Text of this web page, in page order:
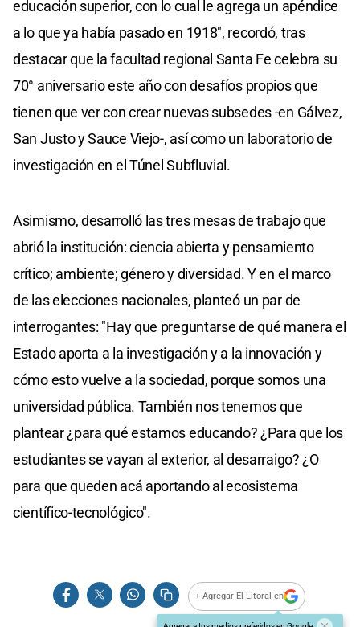
educación superior, con lo cual le agrega un apéndice
a lo que ya había pasado en 1918", recordó, tras
destacar que la facultad regional Santa Fe celebra su
70° aniversario este año con desafíos propios que
tienen que ver con crear nuevas subsedes -en Gálvez,
San Justo y Sauce Viejo-, así como un laboratorio de
investigación en el Túnel Subfluvial.
Asimismo, desarrolló las tres mesas de trabajo que
abrió la institución: ciencia abierta y pensamiento
crítico; ambiente; género y diversidad. Y en el marco
de las elecciones nacionales, planteó un par de
interrogantes: "Hay que preguntarse de qué manera el
Estado aporta a la investigación y a la innovación y
cómo esto vuelve a la sociedad, porque somos una
universidad pública. También nos tenemos que
plantear ¿para qué estamos educando? ¿Para que los
estudiantes se vayan al exterior, al desarraigo? ¿O
para que queden acá aportando al ecosistema
científico-tecnológico".
+ Agregar El Litoral en